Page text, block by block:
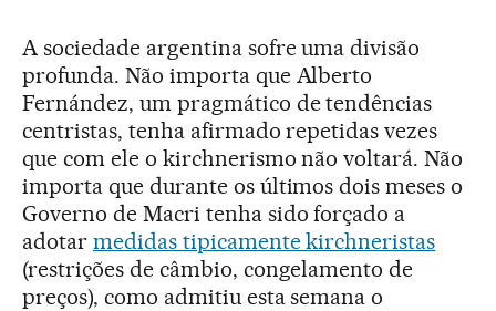
A sociedade argentina sofre uma divisão
profunda. Não importa que Alberto
Fernández, um pragmático de tendências
centristas, tenha afirmado repetidas vezes
que com ele o kirchnerismo não voltará. Não
importa que durante os últimos dois meses o
Governo de Macri tenha sido forçado a
adotar medidas tipicamente kirchneristas
(restrições de câmbio, congelamento de
preços), como admitiu esta semana o